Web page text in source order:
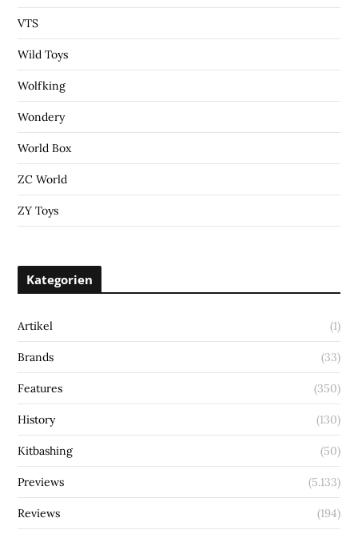
VTS
Wild Toys
Wolfking
Wondery
World Box
ZC World
ZY Toys
Kategorien
Artikel (1)
Brands (33)
Features (350)
History (130)
Kitbashing (50)
Previews (5.133)
Reviews (194)